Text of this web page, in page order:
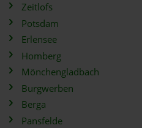
Zeitlofs
Potsdam
Erlensee
Homberg
Mönchengladbach
Burgwerben
Berga
Pansfelde